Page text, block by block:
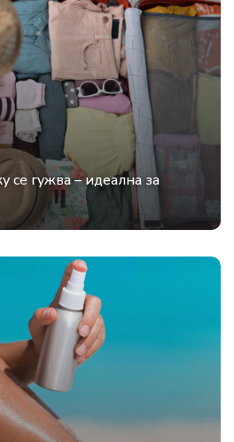
се гужва – идеална за